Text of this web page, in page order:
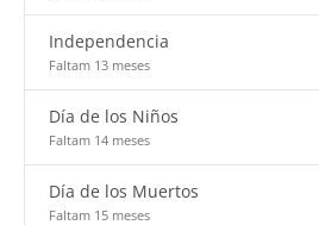
Independencia
Faltam 13 meses
Día de los Niños
Faltam 14 meses
Día de los Muertos
Faltam 15 meses